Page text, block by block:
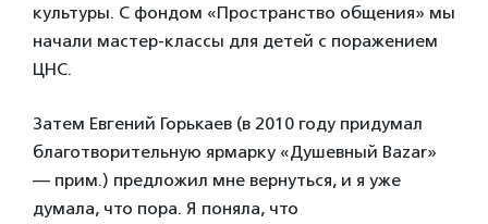
культуры. С фондом «Пространство общения» мы
начали мастер-классы для детей с поражением
ЦНС.
Затем Евгений Горькаев (в 2010 году придумал
благотворительную ярмарку «Душевный Bazar»
— прим.) предложил мне вернуться, и я уже
думала, что пора. Я поняла, что